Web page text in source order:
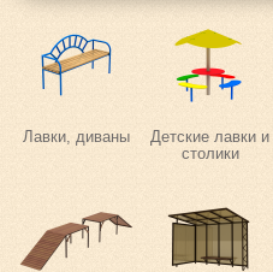
Лавки, диваны
Детские лавки и
столики